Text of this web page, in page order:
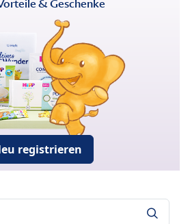
& Geschenke
registrieren